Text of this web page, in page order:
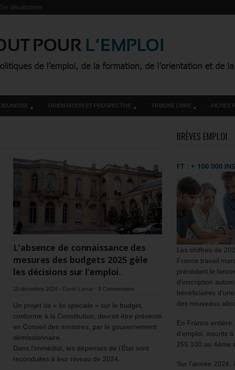
Se désabonner
JEUNESSE ORIENTATION ET PROSPECTIVE TRIBUNE LIBRE FICHES
L’absence de connaissance des
mesures des budgets 2025 gèle
les décisions sur l’emploi.
10 décembre 2024 - Daniel Lamar - 0 Commentaire
Un projet de « loi spéciale » sur le budget,
conforme à la Constitution, devrait être présenté
en Conseil des ministres, par le gouvernement
démissionnaire.
Dans l’immédiat, les dépenses de l’État sont
reconduites à leur niveau de 2024.
BRÈVES EMPLOI
FT : + 100 000
Les chiffres de
France travail
précédant le
d’inscription
bénéficiaires
des nouveaux
En France
d’emploi, inscrits
255 100 au 4ème
Sur l’année